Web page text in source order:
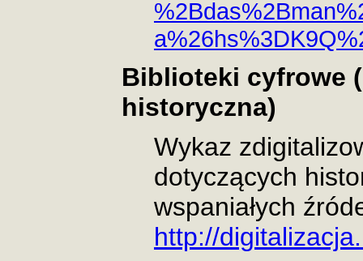
Biblioteki cyfrowe
historyczna)
Wykaz
dotyczących
wspaniałych
http://